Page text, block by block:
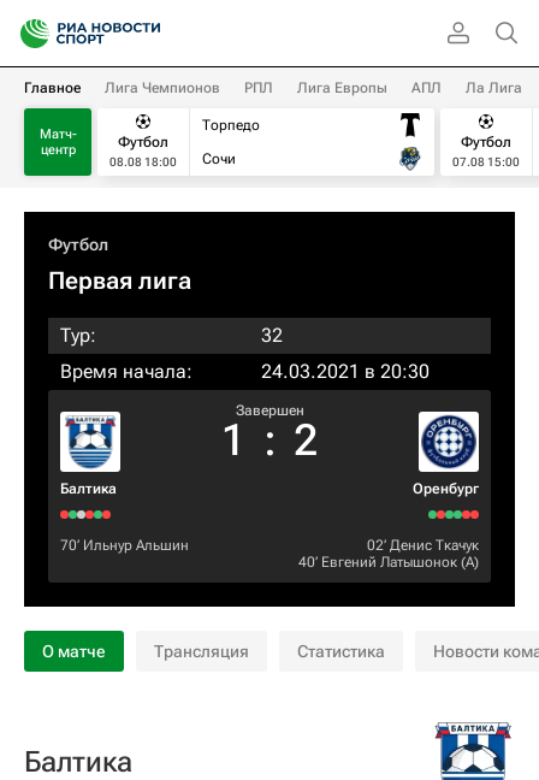
Главное Лига Чемпионов РПЛ Лига Европы АПЛ Ла Лига
Матч-
центр
Футбол
08.08 18:00
Торпедо
Сочи
Футбол
07.08 15:00
Футбол
Первая лига
Тур:
32
Время начала:
24.03.2021 в 20:30
Балтика
Завершен
1 : 2
Оренбург
70‎’‎ Ильнур Альшин 02‎’‎ Денис Ткачук
40‎’‎ Евгений Латышонок (А)
О матче Трансляция Статистика Новости
Балтика